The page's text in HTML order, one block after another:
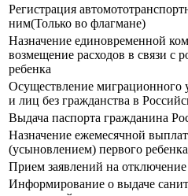
Регистрация
ним(Только во флагмане)
Назначение единовременной
возмещение расходов в связи с
ребенка
Осуществление миграционного
и лиц без гражданства в
Выдача паспорта гражданина
Назначение ежемесячной
(усыновлением) первого ребенка
Прием заявлений на
Информирование о выдаче